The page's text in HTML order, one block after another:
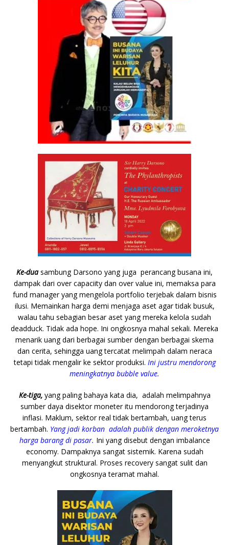
Ke-duasambung Darsono yang juga perancang busana ini,
dampak dari over capaciity dan over value ini, memaksa para
fund manager yang mengelola portfolio terjebak dalam bisnis
ilusi. Memainkan harga demi menjaga aset agar tidak busuk,
walau tahu sebagian besar aset yang mereka kelola sudah
deadduck. Tidak ada hope. Ini ongkosnya mahal sekali. Mereka
menarik uang dari berbagai sumber dengan berbagai skema
dan cerita, sehingga uang tercatat melimpah dalam neraca
tetapi tidak mengalir ke sektor produksi. Ini justru mendorong
meningkatnya bubble value.
Ke-tiga,yang paling bahaya kata dia, adalah melimpahnya
sumber daya disektor moneter itu mendorong terjadinya
inflasi. Maklum, sektor real tidak bertambah, uang terus
bertambah. Yang jadi korban adalah publik dengan meroketnya
harga barang di pasar. Ini yang disebut dengan imbalance
economy. Dampaknya sangat sistemik. Karena sudah
menyangkut struktural. Proses recovery sangat sulit dan
ongkosnya teramat mahal.